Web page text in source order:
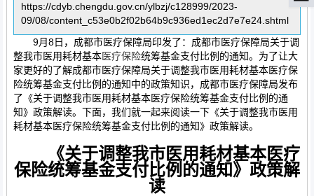
https://cdyb.chengdu.gov.cn/ylbzj/c128999/2023-
09/08/content_c53e0b2f02b64b9c936ed1ec2d7e7e24.shtml
9月8日，成都市医疗保障局印发了：成都市医疗保障局关于调
整我市医用耗材基本医疗保险统筹基金支付比例的通知。为了让大
家更好的了解成都市医疗保障局关于调整我市医用耗材基本医疗保
险统筹基金支付比例的通知中的政策知识，成都市医疗保障局发布
了《关于调整我市医用耗材基本医疗保险统筹基金支付比例的通
知》政策解读。下面，我们就一起来阅读一下《关于调整我市医用
耗材基本医疗保险统筹基金支付比例的通知》政策解读。
《关于调整我市医用耗材基本医疗
保险统筹基金支付比例的通知》政策解
读